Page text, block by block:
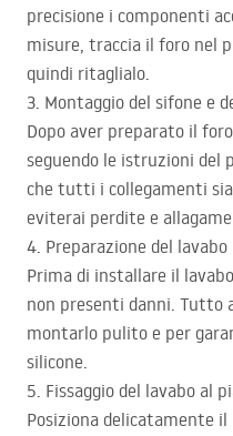
precisione i componenti
misure, traccia il foro nel
quindi ritaglialo.
3. Montaggio del sifone e
Dopo aver preparato il
seguendo le istruzioni del
che tutti i collegamenti
eviterai perdite e
4. Preparazione del lavabo
Prima di installare il
non presenti danni. Tutto
montarlo pulito e per
silicone.
5. Fissaggio del lavabo al
Posiziona delicatamente